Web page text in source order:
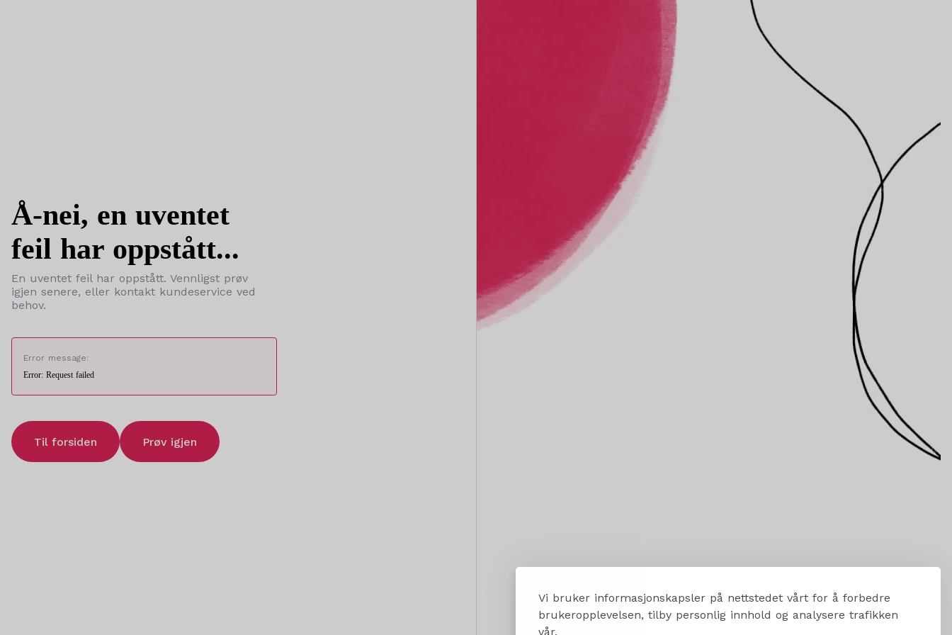
Vi bruker informasjonskapsler på nettstedet vårt for å forbedre
brukeropplevelsen, tilby personlig innhold og analysere trafikken
vår.
Å-nei, en uventet
feil har oppstått...
En uventet feil har oppstått. Vennligst prøv
igjen senere, eller kontakt kundeservice ved
behov.
Error message:
Error: Request failed
Til forsiden Prøv igjen